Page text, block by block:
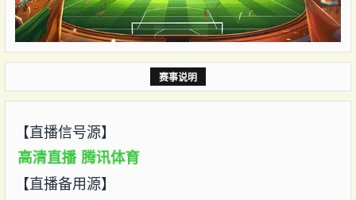
赛事说明
【直播信号源】
高清直播 腾讯体育
【直播备用源】